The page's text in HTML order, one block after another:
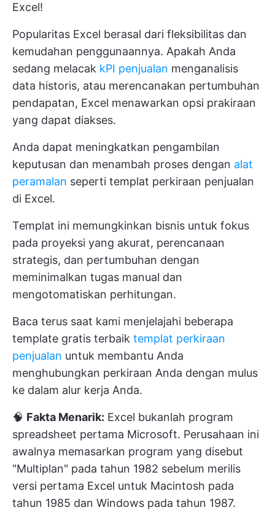
Excel!
Popularitas Excel berasal dari fleksibilitas dan
kemudahan penggunaannya. Apakah Anda
sedang melacak kPI penjualan menganalisis
data historis, atau merencanakan pertumbuhan
pendapatan, Excel menawarkan opsi prakiraan
yang dapat diakses.
Anda dapat meningkatkan pengambilan
keputusan dan menambah proses dengan alat
peramalan seperti templat perkiraan penjualan
di Excel.
Templat ini memungkinkan bisnis untuk fokus
pada proyeksi yang akurat, perencanaan
strategis, dan pertumbuhan dengan
meminimalkan tugas manual dan
mengotomatiskan perhitungan.
Baca terus saat kami menjelajahi beberapa
template gratis terbaik templat perkiraan
penjualan untuk membantu Anda
menghubungkan perkiraan Anda dengan mulus
ke dalam alur kerja Anda.
🧠 Fakta Menarik: Excel bukanlah program
spreadsheet pertama Microsoft. Perusahaan ini
awalnya memasarkan program yang disebut
"Multiplan" pada tahun 1982 sebelum merilis
versi pertama Excel untuk Macintosh pada
tahun 1985 dan Windows pada tahun 1987.